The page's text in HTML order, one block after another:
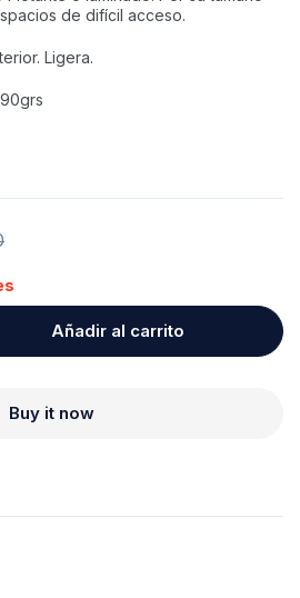
de difícil acceso.
Ligera.
Añadir al carrito
Buy it now